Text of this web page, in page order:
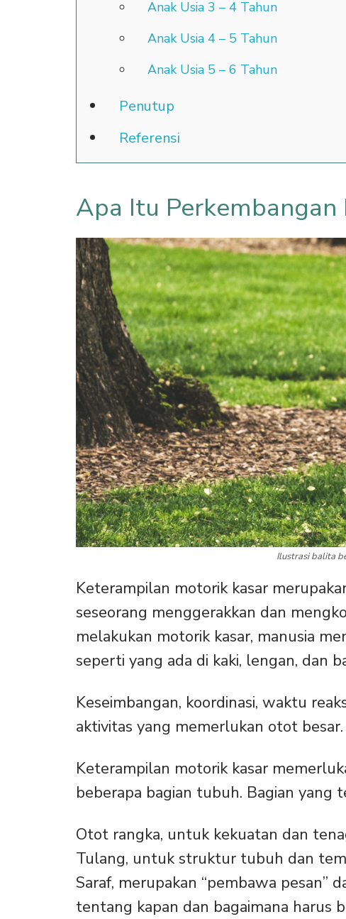
Anak Usia 3 – 4 Tahun
Anak Usia 4 – 5 Tahun
Anak Usia 5 – 6 Tahun
Penutup
Referensi
Apa Itu Perkembangan
Ilustrasi balita
Keterampilan motorik kasar
seseorang menggerakkan dan
melakukan motorik kasar, manusia
seperti yang ada di kaki, lengan, dan
Keseimbangan, koordinasi, waktu
aktivitas yang memerlukan otot besar.
Keterampilan motorik kasar
beberapa bagian tubuh. Bagian yang
Otot rangka, untuk kekuatan dan
Tulang, untuk struktur tubuh dan
Saraf, merupakan “pembawa pesan”
tentang kapan dan bagaimana harus